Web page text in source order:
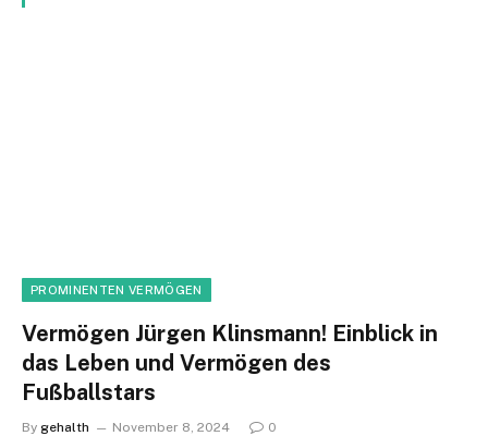
PROMINENTEN VERMÖGEN
Vermögen Jürgen Klinsmann! Einblick in
das Leben und Vermögen des
Fußballstars
By gehalth November 8, 2024 0